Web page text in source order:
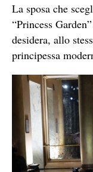
La sposa che
“Princess
desidera, allo
principessa